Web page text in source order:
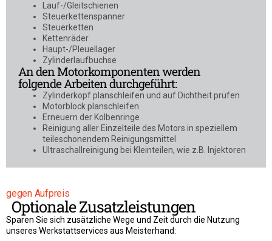
Lauf-/Gleitschienen
Steuerkettenspanner
Steuerketten
Kettenräder
Haupt-/Pleuellager
Zylinderlaufbuchse
An den Motorkomponenten werden
folgende Arbeiten durchgeführt:
Zylinderkopf planschleifen und auf Dichtheit prüfen
Motorblock planschleifen
Erneuern der Kolbenringe
Reinigung aller Einzelteile des Motors in speziellem
teileschonendem Reinigungsmittel
Ultraschallreinigung bei Kleinteilen, wie z.B. Injektoren
gegen Aufpreis
Optionale Zusatzleistungen
Sparen Sie sich zusätzliche Wege und Zeit durch die Nutzung
unseres Werkstattservices aus Meisterhand: